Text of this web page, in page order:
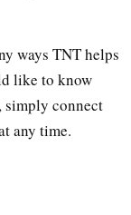
ways TNT helps
like to know
simply connect
any time.